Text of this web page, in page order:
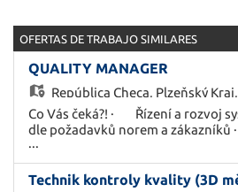
OFERTAS DE TRABAJO SIMILARES
QUALITY MANAGER
República Checa, Plzeňský
Co Vás čeká?! · Řízení a rozvoj
dle požadavků norem a
Organizace interních a externích
vyhodnocování výsledků a
· Správa dokumentace systému
...
Technik kontroly kvality (3D